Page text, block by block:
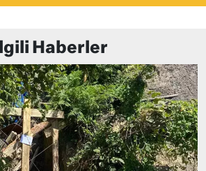
İlgili Haberler